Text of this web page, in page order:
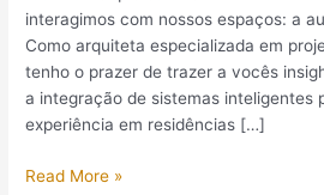
interagimos com nossos espaços: a
Como arquiteta especializada em
tenho o prazer de trazer a vocês
a integração de sistemas inteligentes
experiência em residências […]
Read More »